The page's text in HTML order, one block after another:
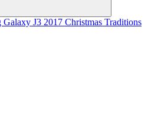
Galaxy J3 2017 Christmas Traditions